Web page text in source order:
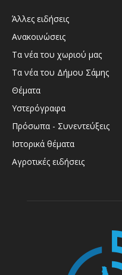
Άλλες ειδήσεις
Ανακοινώσεις
Τα νέα του χωριού μας
Τα νέα του Δήμου Σάμης
Θέματα
Υστερόγραφα
Πρόσωπα - Συνεντεύξεις
Ιστορικά θέματα
Αγροτικές ειδήσεις